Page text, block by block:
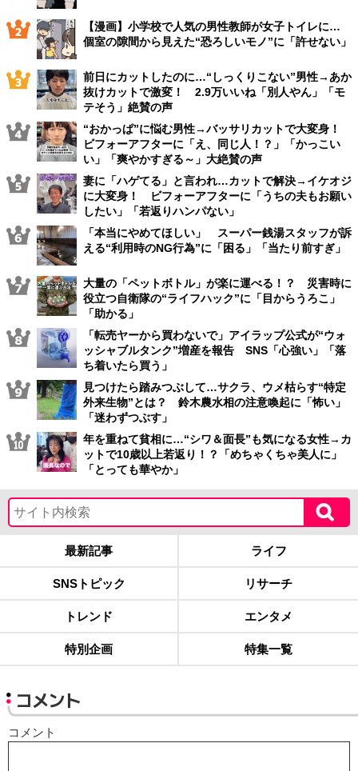
【漫画】小学校で人気の男性教師が女子トイレに…
個室の隙間から見えた“恐ろしいモノ”に「許せない」
前日にカットしたのに…“しっくりこない”男性→あか
抜けカットで激変！ 2.9万いいね「別人やん」「モ
テそう」絶賛の声
“おかっぱ”に悩む男性→バッサリカットで大変身！
ビフォーアフターに「え、同じ人！？」「かっこい
い」「爽やかすぎる～」大絶賛の声
妻に「ハゲてる」と言われ…カットで解決→イケオジ
に大変身！ ビフォーアフターに「うちの夫もお願い
したい」「若返りハンパない」
「本当にやめてほしい」 スーパー銭湯スタッフが訴
える“利用時のNG行為”に「困る」「当たり前すぎ」
大量の「ペットボトル」が楽に運べる！？ 災害時に
役立つ自衛隊の“ライフハック”に「目からうろこ」
「助かる」
「転売ヤーから買わないで」アイラップ公式が“ウォ
ッシャブルタンク”増産を報告 SNS「心強い」「落
ち着いたら買う」
見つけたら踏みつぶして…サクラ、ウメ枯らす“特定
外来生物”とは？ 鈴木農水相の注意喚起に「怖い」
「迷わずつぶす」
年を重ねて貧相に…“シワ＆面長”も気になる女性→カ
ットで10歳以上若返り！？「めちゃくちゃ美人に」
「とっても華やか」
最新記事 ライフ
SNSトピック リサーチ
トレンド エンタメ
特別企画 特集一覧
コメント
コメント